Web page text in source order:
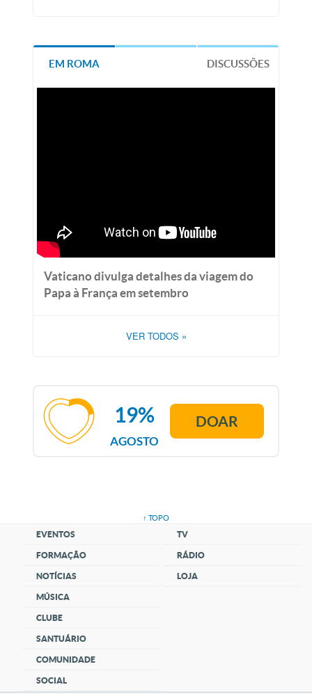
EM ROMA DISCUSSÕES
Vaticano divulga detalhes da viagem do
Papa à França em setembro
VER TODOS »
AGOSTO
19% DOAR
↑ TOPO
EVENTOS
FORMAÇÃO
NOTÍCIAS
MÚSICA
CLUBE
SANTUÁRIO
COMUNIDADE
SOCIAL
TV
RÁDIO
LOJA